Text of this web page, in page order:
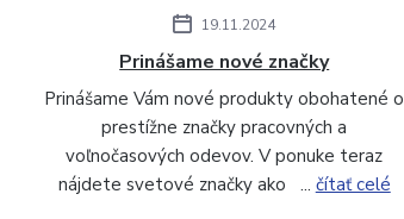
19.11.2024
Prinášame nové značky
Prinášame Vám nové produkty obohatené o
prestížne značky pracovných a
voľnočasových odevov. V ponuke teraz
nájdete svetové značky ako ... čítať celé